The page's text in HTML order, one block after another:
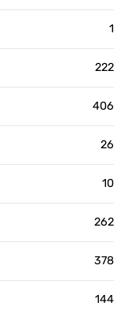
1
222
406
26
10
262
378
144